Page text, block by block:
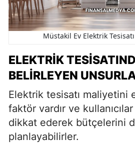
Müstakil Ev Elektrik
ELEKTRIK
BELIRLEYEN
Elektrik tesisatı maliyetini
faktör vardır ve
dikkat ederek bütçelerini
planlayabilirler.